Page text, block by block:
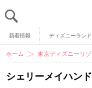
新着情報 ディズニーランド
ホーム 東京ディズニーリゾ
シェリーメイハン